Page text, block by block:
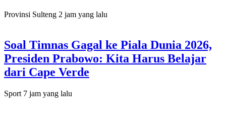
Provinsi Sulteng 2 jam yang lalu
Soal Timnas Gagal ke Piala Dunia 2026,
Presiden Prabowo: Kita Harus Belajar
dari Cape Verde
Sport 7 jam yang lalu